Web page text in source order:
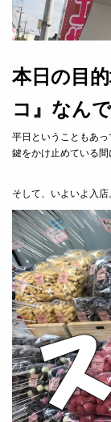
本日の目
コ』なん
平日ということもあ
鍵をかけ止めている間
そして、いよいよ入店